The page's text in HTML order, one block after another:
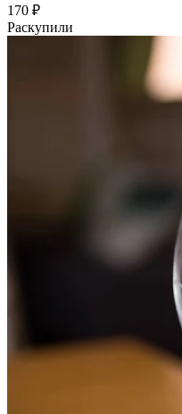
170 ₽
Раскупили